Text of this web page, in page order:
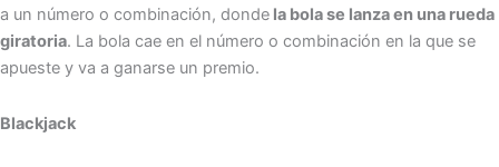
a un número o combinación, donde la bola se lanza en una rueda
giratoria. La bola cae en el número o combinación en la que se
apueste y va a ganarse un premio.
Blackjack